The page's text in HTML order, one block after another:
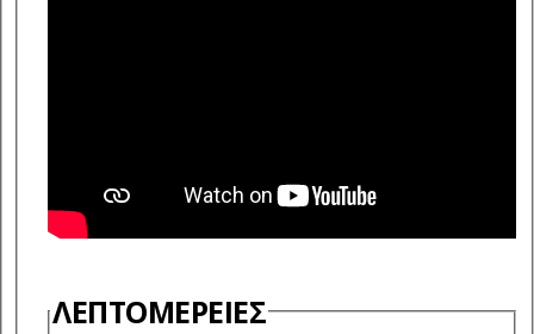
ΛΕΠΤΟΜΈΡΕΙΕΣ